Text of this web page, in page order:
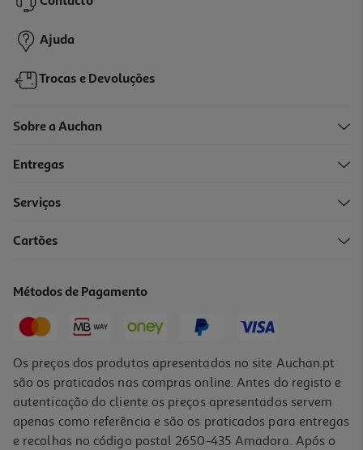
18,90 €
Ajuda
Trocas e Devoluções
Sobre a Auchan
Entregas
Serviços
Cartões
Métodos de Pagamento
Os preços dos produtos apresentados no site Auchan.pt
são os praticados nas compras online. Antes do registo e
autenticação do cliente os preços apresentados servem
apenas como referência e são os praticados para entregas
e recolhas no código postal 2650-435 Amadora. Após o